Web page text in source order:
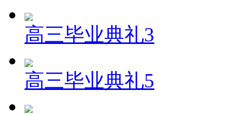
高三毕业典礼3
高三毕业典礼5